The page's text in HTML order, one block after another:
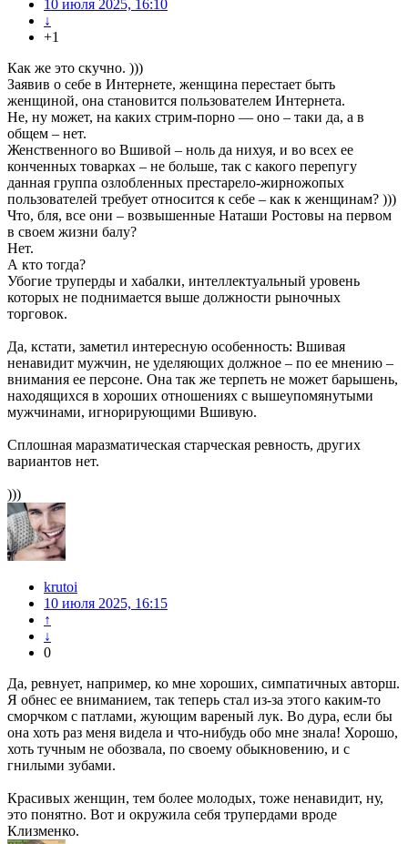
10 июля 2025, 16:10
↓
+1
Как же это скучно. )))
Заявив о себе в Интернете, женщина перестает быть
женщиной, она становится пользователем Интернета.
Не, ну может, на каких стрим-порно — оно – таки да, а в
общем – нет.
Женственного во Вшивой – ноль да нихуя, и во всех ее
конченных товарках – не больше, так с какого перепугу
данная группа озлобленных престарело-жирножопых
пользователей требует относится к себе – как к женщинам? )))
Что, бля, все они – возвышенные Наташи Ростовы на первом
в своем жизни балу?
Нет.
А кто тогда?
Убогие труперды и хабалки, интеллектуальный уровень
которых не поднимается выше должности рыночных
торговок.
Да, кстати, заметил интересную особенность: Вшивая
ненавидит мужчин, не уделяющих должное – по ее мнению –
внимания ее персоне. Она так же терпеть не может барышень,
находящихся в хороших отношениях с вышеупомянутыми
мужчинами, игнорирующими Вшивую.
Сплошная маразматическая старческая ревность, других
вариантов нет.
)))
krutoi
10 июля 2025, 16:15
↑
↓
0
Да, ревнует, например, ко мне хороших, симпатичных авторш.
Я обнес ее вниманием, так теперь стал из-за этого каким-то
сморчком с патлами, жующим вареный лук. Во дура, если бы
она хоть раз меня видела и что-нибудь обо мне знала! Хорошо,
хоть тучным не обозвала, по своему обыкновению, и с
гнилыми зубами.
Красивых женщин, тем более молодых, тоже ненавидит, ну,
это понятно. Вот и окружила себя трупердами вроде
Клизменко.